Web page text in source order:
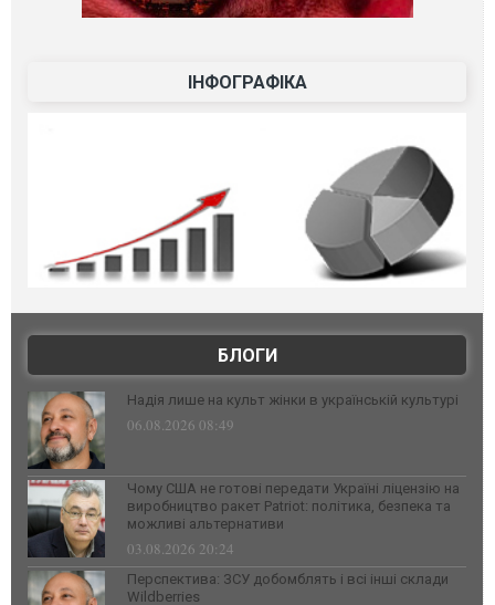
ІНФОГРАФІКА
БЛОГИ
Надія лише на культ жінки в українській культурі
06.08.2026 08:49
Чому США не готові передати Україні ліцензію на
виробництво ракет Patriot: політика, безпека та
можливі альтернативи
03.08.2026 20:24
Перспектива: ЗСУ добомблять і всі інші склади
Wildberries